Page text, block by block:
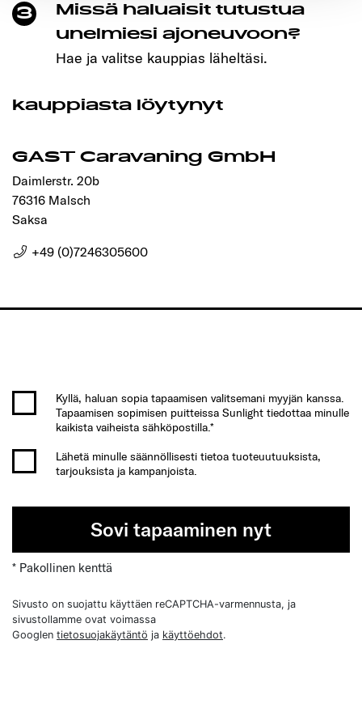
Ermöglichung der Seitennavigation erforderlich sind.
3
Missä haluaisit tutustua
unelmiesi ajoneuvoon?
Hae ja valitse kauppias läheltäsi.
kauppiasta löytynyt
GAST Caravaning GmbH
Daimlerstr. 20b
76316 Malsch
Saksa
+49 (0)7246305600
Kyllä, haluan sopia tapaamisen valitsemani myyjän kanssa.
Tapaamisen sopimisen puitteissa Sunlight tiedottaa minulle
kaikista vaiheista sähköpostilla.*
Lähetä minulle säännöllisesti tietoa tuoteuutuuksista,
tarjouksista ja kampanjoista.
Sovi tapaaminen nyt
* Pakollinen kenttä
Sivusto on suojattu käyttäen reCAPTCHA-varmennusta, ja
sivustollamme ovat voimassa
Googlen tietosuojakäytäntö ja käyttöehdot.